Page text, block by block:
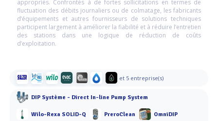
appropriés. Confrontés à de fortes sollicitations en termes de
fluctuation des débits journaliers ou de colmatage, les fabricants
d’équipements et autres fournisseurs de solutions techniques
participent largement à améliorer la fiabilité et à réduire l’entretien
des stations dans une logique de réduction de coûts
d’exploitation.
et 5 entreprise(s)
DIP Système - Direct In-line Pump System
Wilo-Rexa SOLID-Q PreroClean OmniDIP